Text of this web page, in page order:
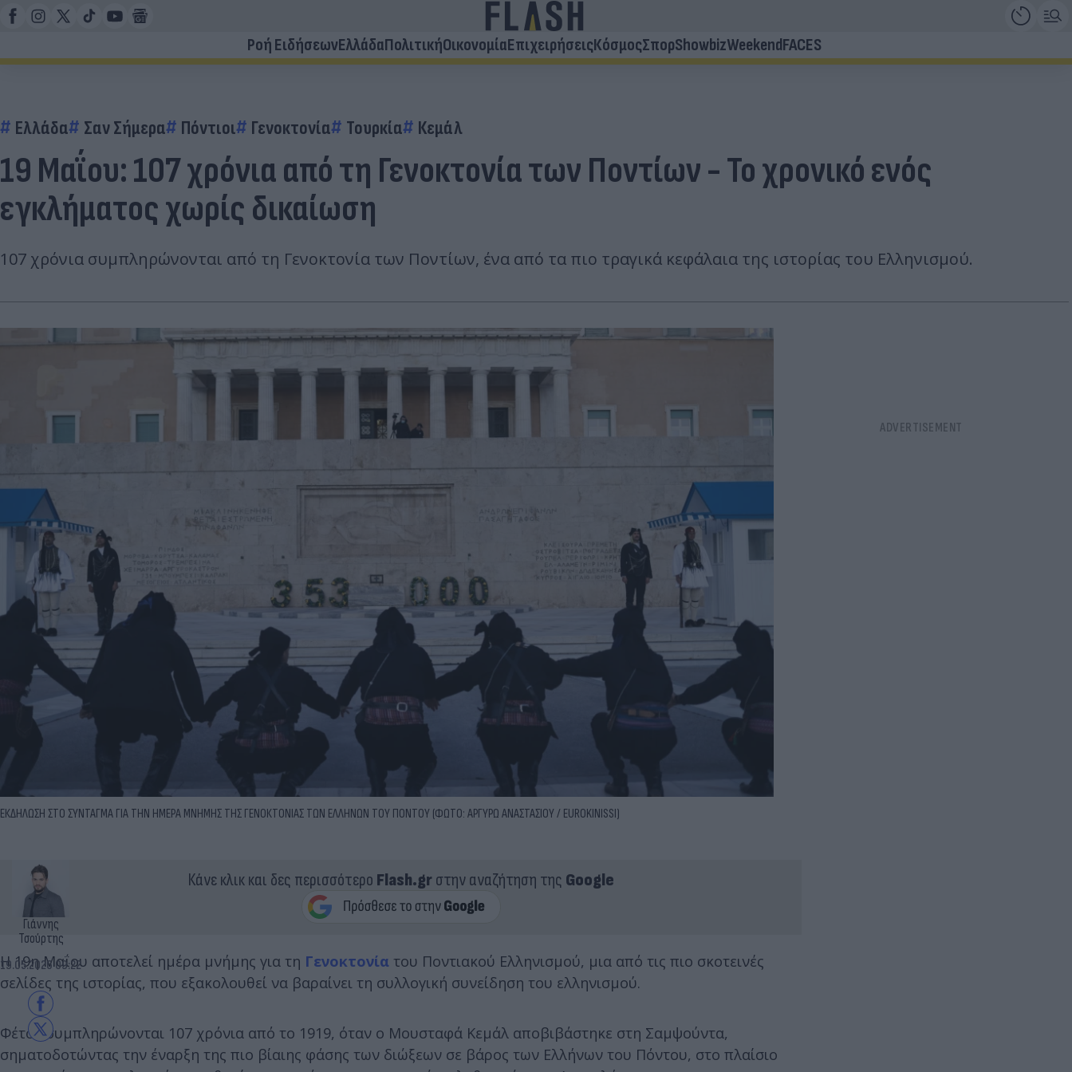
Ροή ΕιδήσεωνΕλλάδαΠολιτικήΟικονομίαΕπιχειρήσειςΚόσμοςΣπορShowbizWeekendFACES
Ελλάδα Σαν Σήμερα Πόντιοι Γενοκτονία Τουρκία Κεμάλ
19 Μαΐου: 107 χρόνια από τη Γενοκτονία των Ποντίων - Το χρονικό ενός
εγκλήματος χωρίς δικαίωση
107 χρόνια συμπληρώνονται από τη Γενοκτονία των Ποντίων, ένα από τα πιο τραγικά κεφάλαια της ιστορίας του Ελληνισμού.
ΕΚΔΗΛΩΣΗ ΣΤΟ ΣΥΝΤΑΓΜΑ ΓΙΑ ΤΗΝ ΗΜΕΡΑ ΜΝΗΜΗΣ ΤΗΣ ΓΕΝΟΚΤΟΝΙΑΣ ΤΩΝ ΕΛΛΗΝΩΝ ΤΟΥ ΠΟΝΤΟΥ (ΦΩΤΟ: ΑΡΓΥΡΩ ΑΝΑΣΤΑΣΙΟΥ / EUROKINISSI)
Γιάννης
Τσούρτης
19.05.2026 09:22
Κάνε κλικ και δες περισσότερο Flash.grστην αναζήτηση της Google
Η 19η Μαΐου αποτελεί ημέρα μνήμης για τη Γενοκτονία του Ποντιακού Ελληνισμού, μια από τις πιο σκοτεινές
σελίδες της ιστορίας, που εξακολουθεί να βαραίνει τη συλλογική συνείδηση του ελληνισμού.
Φέτος συμπληρώνονται 107 χρόνια από το 1919, όταν ο Μουσταφά Κεμάλ αποβιβάστηκε στη Σαμψούντα,
σηματοδοτώντας την έναρξη της πιο βίαιης φάσης των διώξεων σε βάρος των Ελλήνων του Πόντου, στο πλαίσιο